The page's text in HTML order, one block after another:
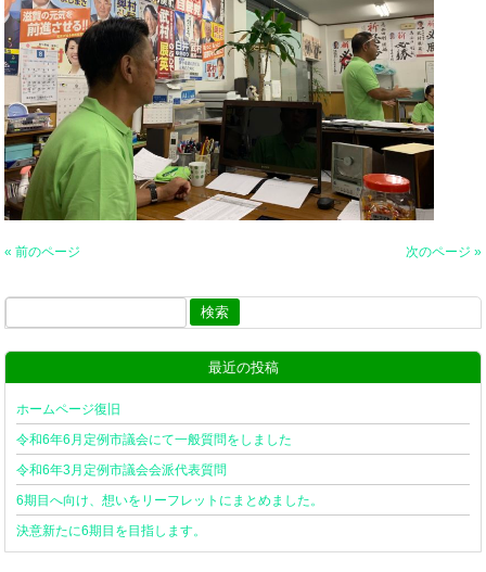
« 前のページ 次のページ »
索:
最近の投稿
ホームページ復旧
令和6年6月定例市議会にて一般質問をしました
令和6年3月定例市議会会派代表質問
6期目へ向け、想いをリーフレットにまとめました。
決意新たに6期目を目指します。